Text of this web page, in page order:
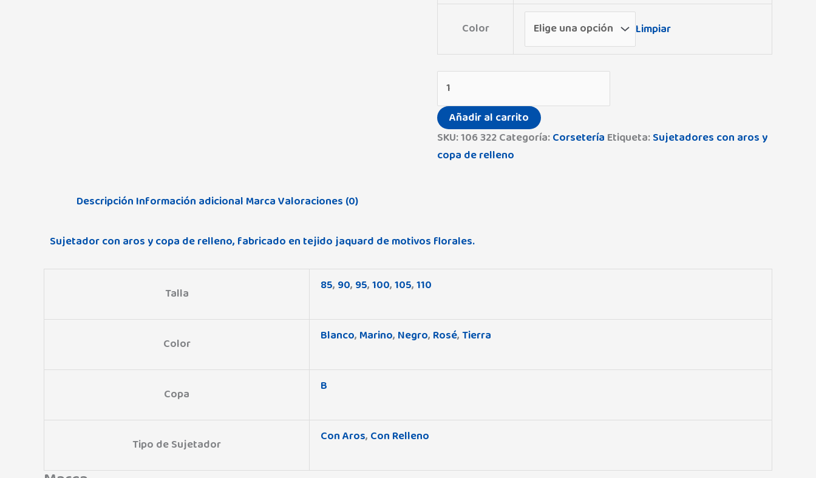
Color Limpiar
Añadir al carrito
SKU:106 322Categoría:Corsetería Etiqueta:Sujetadores con aros y
copa de relleno
Descripción Información adicional MarcaValoraciones (0)
Sujetador con aros y copa de relleno, fabricado en tejido jaquard de motivos florales.
Talla 85, 90, 95,100,105,110
Color Blanco, Marino, Negro, Rosé,Tierra
Copa B
Tipo de Sujetador Con Aros, Con Relleno